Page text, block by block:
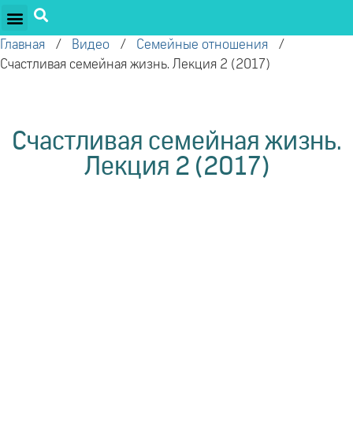
Главная / Видео / Семейные отношения /
Счастливая семейная жизнь. Лекция 2 (2017)
Счастливая семейная жизнь.
Лекция 2 (2017)